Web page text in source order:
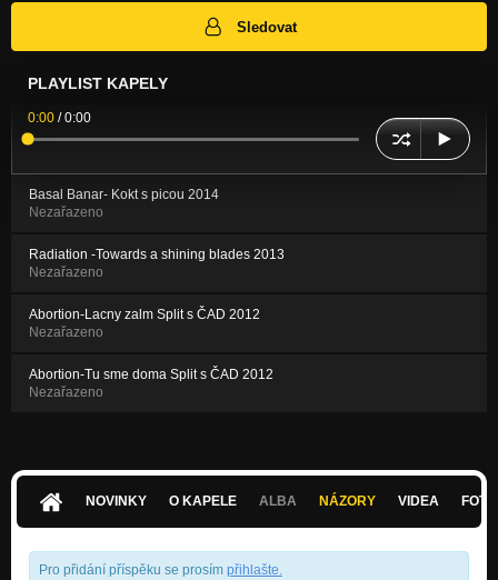
Sledovat
PLAYLIST KAPELY
0:00 /0:00
Basal Banar- Kokt s picou 2014
Nezařazeno
Radiation -Towards a shining blades 2013
Nezařazeno
Abortion-Lacny zalm Split s ČAD 2012
Nezařazeno
Abortion-Tu sme doma Split s ČAD 2012
Nezařazeno
NOVINKY O KAPELE ALBA NÁZORY VIDEA
Pro přidání příspěku se prosím přihlašte